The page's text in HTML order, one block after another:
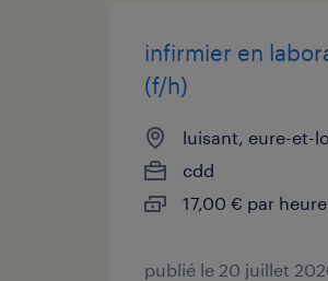
infirmier en
(f/h)
luisant, eure-et-
cdd
17,00 € par heure
publié le 20 juillet